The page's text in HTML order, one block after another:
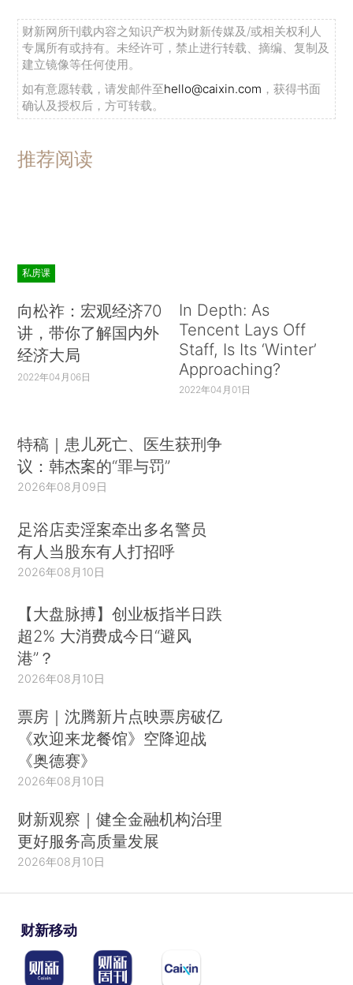
财新网所刊载内容之知识产权为财新传媒及/或相关权利人
专属所有或持有。未经许可，禁止进行转载、摘编、复制及
建立镜像等任何使用。
如有意愿转载，请发邮件至hello@caixin.com ，获得书面
确认及授权后，方可转载。
推荐阅读
私房课
向松祚：宏观经济70
讲，带你了解国内外
经济大局
2022年04月06日
In Depth: As
Tencent Lays Off
Staff, Is Its ‘Winter’
Approaching?
2022年04月01日
特稿｜患儿死亡、医生获刑争
议：韩杰案的“罪与罚”
2026年08月09日
足浴店卖淫案牵出多名警员
有人当股东有人打招呼
2026年08月10日
【大盘脉搏】创业板指半日跌
超2% 大消费成今日“避风
港”？
2026年08月10日
票房｜沈腾新片点映票房破亿
《欢迎来龙餐馆》空降迎战
《奥德赛》
2026年08月10日
财新观察｜健全金融机构治理
更好服务高质量发展
2026年08月10日
财新移动